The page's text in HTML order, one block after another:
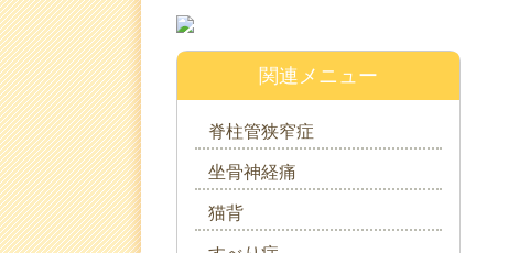
関連メニュー
脊柱管狭窄症
坐骨神経痛
猫背